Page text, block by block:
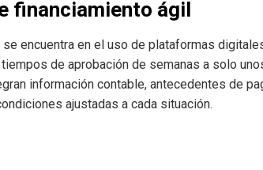
financiamiento ágil
encuentra en el uso de plataformas
de aprobación de semanas a solo
información contable, antecedentes de
ajustadas a cada situación.